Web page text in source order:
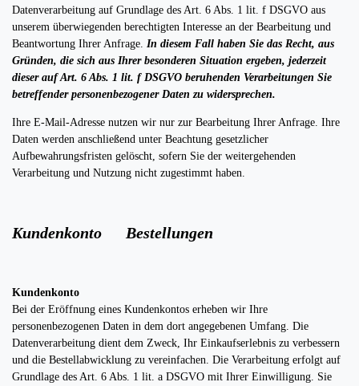
Datenverarbeitung auf Grundlage des Art. 6 Abs. 1 lit. f DSGVO aus
unserem überwiegenden berechtigten Interesse an der Bearbeitung und
Beantwortung Ihrer Anfrage. In diesem Fall haben Sie das Recht, aus
Gründen, die sich aus Ihrer besonderen Situation ergeben, jederzeit
dieser auf Art. 6 Abs. 1 lit. f DSGVO beruhenden Verarbeitungen Sie
betreffender personenbezogener Daten zu widersprechen.
Ihre E-Mail-Adresse nutzen wir nur zur Bearbeitung Ihrer Anfrage. Ihre
Daten werden anschließend unter Beachtung gesetzlicher
Aufbewahrungsfristen gelöscht, sofern Sie der weitergehenden
Verarbeitung und Nutzung nicht zugestimmt haben.
Kundenkonto Bestellungen
Kundenkonto
Bei der Eröffnung eines Kundenkontos erheben wir Ihre
personenbezogenen Daten in dem dort angegebenen Umfang. Die
Datenverarbeitung dient dem Zweck, Ihr Einkaufserlebnis zu verbessern
und die Bestellabwicklung zu vereinfachen. Die Verarbeitung erfolgt auf
Grundlage des Art. 6 Abs. 1 lit. a DSGVO mit Ihrer Einwilligung. Sie